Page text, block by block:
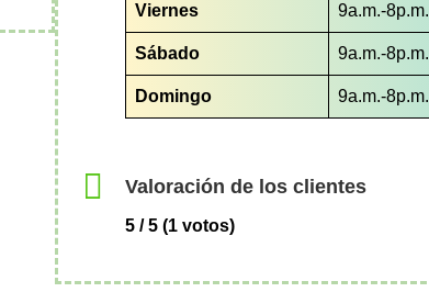
Viernes 9a.m.-8p.m.
Sábado 9a.m.-8p.m.
Domingo 9a.m.-8p.m.
Valoración de los clientes
5 / 5 (1 votos)